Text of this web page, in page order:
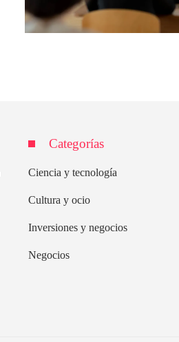
Categorías
Ciencia y tecnología
Cultura y ocio
Inversiones y negocios
Negocios